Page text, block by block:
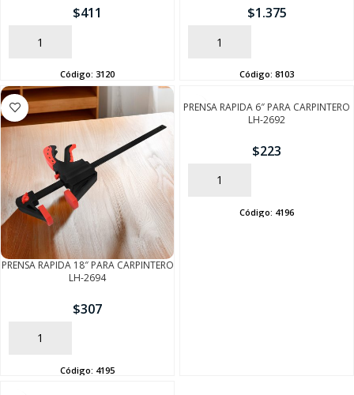
$411
AÑADIR
Código: 3120
$1.375
AÑADIR
Código: 8103
PRENSA RAPIDA 18″ PARA CARPINTERO
LH-2694
$307
AÑADIR
Código: 4195
PRENSA RAPIDA 6″ PARA CARPINTERO
LH-2692
$223
AÑADIR
Código: 4196